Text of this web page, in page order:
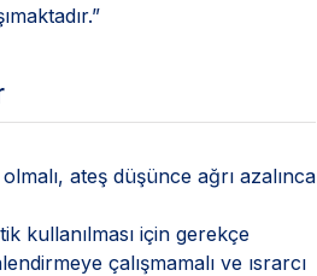
ateş düşünce ağrı azalınca
kullanılması için gerekçe
çalışmamalı ve ısrarcı